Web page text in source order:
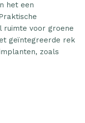
het een
ruimte voor groene
geïntegreerde rek
zoals